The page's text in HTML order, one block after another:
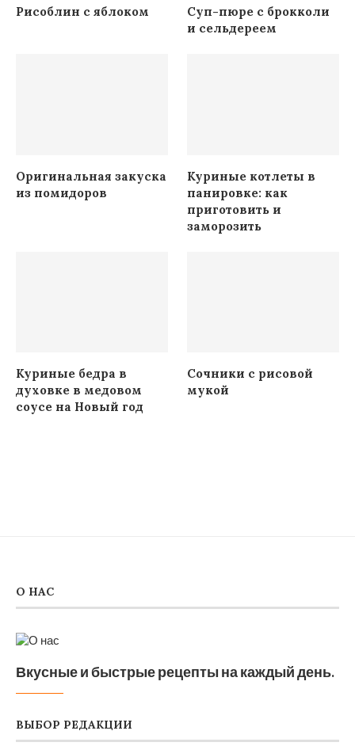
Рисоблин с яблоком
Суп-пюре с брокколи
и сельдереем
Оригинальная закуска
из помидоров
Куриные котлеты в
панировке: как
приготовить и
заморозить
Куриные бедра в
духовке в медовом
соусе на Новый год
Сочники с рисовой
мукой
О НАС
Вкусные и быстрые рецепты на каждый день.
ВЫБОР РЕДАКЦИИ